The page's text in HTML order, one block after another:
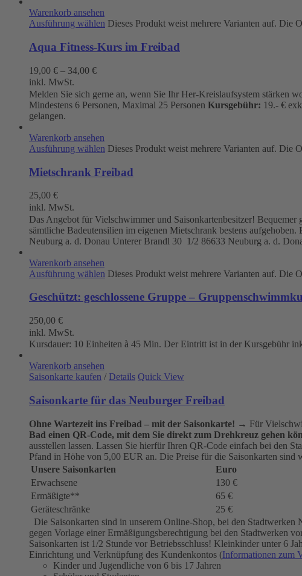
Warenkorb ansehen
Ausführung wählen Dieses Produkt weist mehrere Varianten auf. Die
Aqua Fitness-Kurs im Freibad
19,00 € – 34,00 €
inkl. MwSt.
Melden Sie sich gerne an, wenn Sie Ihr Her-Kreislaufsystem stärken
Mindestens 6 Personen, Maximal 25 Personen Kursgebühr: 19.- €
gelangen.
Warenkorb ansehen
Ausführung wählen Dieses Produkt weist mehrere Varianten auf. Die
Mietschrank Freibad
25,00 €
inkl. MwSt.
Das Angebot für Vielschwimmer und Saisonkartenbesitzer!
sämtliche Badeutensilien im eigenen Mietschrank bestens
Neuburg a. d. Donau Unterer Brandl 30 1/2 86633 Neuburg a. d.
Warenkorb ansehen
Ausführung wählen Dieses Produkt weist mehrere Varianten auf. Die
Geschützt: geschlossene Gruppe –
250,00 €
inkl. MwSt.
Kursdauer: 10 Einheiten à 45 Min. Der Eintritt ist in der Kursgebühr
Warenkorb ansehen
Saisonkarte kaufen / Details Quick View
Saisonkarte für das Neuburger Freibad
Ohne Wartezeit ins Freibad – mit der Saisonkarte! → Für
Bad einen QR-Code, mit dem Sie direkt zum Drehkreuz gehen
ausstellen lassen. Lassen Sie hierfür Ihren QR-Code einfach bei den
Pfand in Höhe von 5,00 EUR an. Die Preise für die Saisonkarten
Unsere Saisonkarten
Euro
Erwachsene
130 €
Ermäßigte**
65 €
Geräteschränke
25 €
Die Saisonkarten sind in unserem Online-Shop, bei den
gegen Vorlage einer Ermäßigungsberechtigung bei den Stadtwerken
Saisonkarten ist 1/2 Stunde vor Betriebsschluss! Kleinkinder unter 6
Einrichtung und Verknüpfung des Kundenkontos (Informationen zum
Kinder und Jugendliche von 6 bis 17 Jahren